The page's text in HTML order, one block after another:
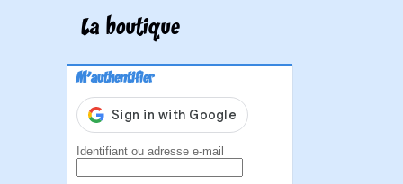
La boutique
M'authentifier
Identifiant ou adresse e-mail